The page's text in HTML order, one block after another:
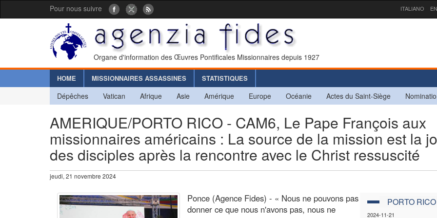
Pour nous suivre ITALIANO
Organe d'information des Œuvres Pontificales Missionnaires depuis 1927
HOME MISSIONNAIRES ASSASSINES STATISTIQUES
Dépêches Vatican Afrique Asie Amérique Europe Océanie Actes du Saint-Siège
AMERIQUE/PORTO RICO - CAM6, Le Pape François aux
missionnaires américains : La source de la mission est la
des disciples après la rencontre avec le Christ ressuscité
jeudi, 21 novembre 2024
PORTO RICO
2024-11-21
Ponce (Agence Fides) - « Nous ne pouvons pas
donner ce que nous n'avons pas, nous ne